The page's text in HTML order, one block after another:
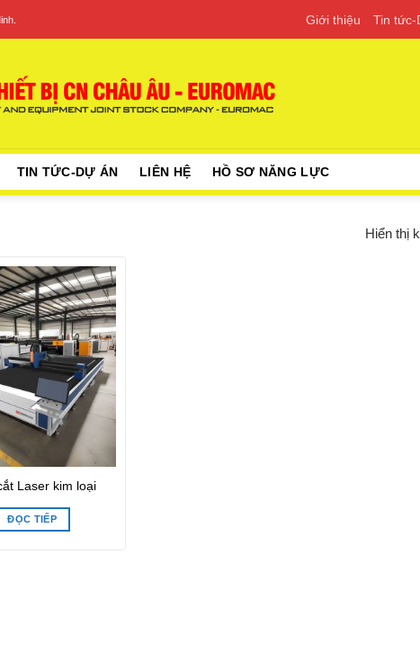
Giới thiệu Tin tức-
TIN TỨC-DỰ ÁN LIÊN HỆ HỒ SƠ NĂNG LỰC
Hiển thị
Laser kim loại
ĐỌC TIẾP